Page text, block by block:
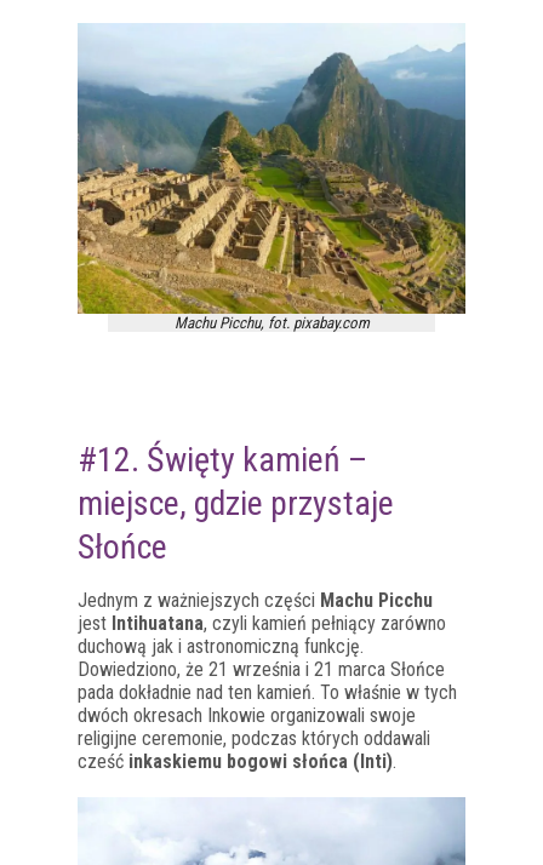
Machu Picchu, fot. pixabay.com
#12. Święty kamień –
miejsce, gdzie przystaje
Słońce
Jednym z ważniejszych części Machu Picchu
jest Intihuatana, czyli kamień pełniący zarówno
duchową jak i astronomiczną funkcję.
Dowiedziono, że 21 września i 21 marca Słońce
pada dokładnie nad ten kamień. To właśnie w tych
dwóch okresach Inkowie organizowali swoje
religijne ceremonie, podczas których oddawali
cześć inkaskiemu bogowi słońca (Inti).